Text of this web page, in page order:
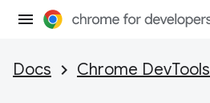
Docs Chrome DevTools